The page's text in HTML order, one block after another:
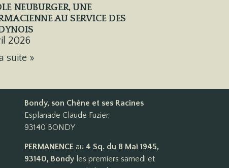
NEUBURGER, UNE
AU SERVICE DES
2026
suite »
Bondy, son Chêne et ses Racines
Esplanade Claude Fuzier,
93140 BONDY
PERMANENCEau 4 Sq. du 8 Mai 1945,
93140, Bondyles premiers samedi et